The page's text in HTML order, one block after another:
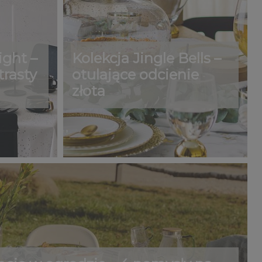
–
Kolekcja Jingle Bells –
otulające odcienie
złota